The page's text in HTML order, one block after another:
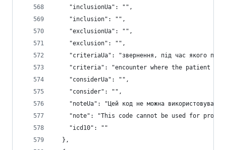
    "inclusionUa": "",
    "inclusion": "",
    "exclusionUa": "",
    "exclusion": "",
"criteriaUa": "звернення, під час якого
"criteria": "encounter where the patient
    "considerUa": "",
    "consider": "",
"noteUa": "Цей код не можна
"note": "This code cannot be used for
    "icd10": ""
  },